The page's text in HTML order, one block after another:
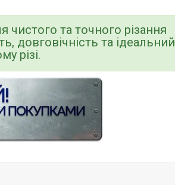
чистого та точного різання
довговічність та ідеальний
різі.